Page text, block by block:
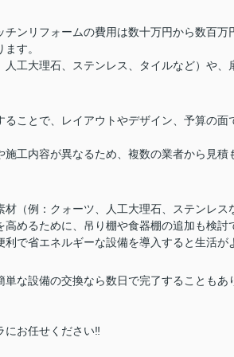
チンリフォームの費用は数十万円から数百万
す。
人工大理石、ステンレス、タイルなど）や、
ることで、レイアウトやデザイン、予算の
施工内容が異なるため、複数の業者から見積
（例：クォーツ、人工大理石、ステンレス
めるために、吊り棚や食器棚の追加も検討
で省エネルギーな設備を導入すると生活が
な設備の交換なら数日で完了することもあ
にお任せください‼